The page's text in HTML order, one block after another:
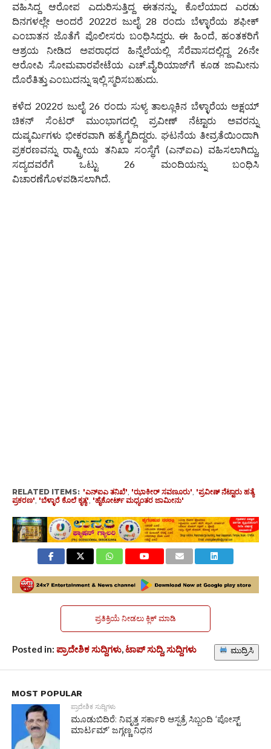
ವಹಿಸಿದ್ದ ಆರೋಪ ಎದುರಿಸುತ್ತಿದ್ದ ಈತನನ್ನು, ಕೊಲೆಯಾದ ಎರಡು
ದಿನಗಳಲ್ಲೇ ಅಂದರೆ 2022ರ ಜುಲೈ 28 ರಂದು ಬೆಳ್ಳಾರೆಯ ಶಫೀಕ್
ಎಂಬಾತನ ಜೊತೆಗೆ ಪೊಲೀಸರು ಬಂಧಿಸಿದ್ದರು. ಈ ಹಿಂದೆ, ಹಂತಕರಿಗೆ
ಆಶ್ರಯ ನೀಡಿದ ಅಪರಾಧದ ಹಿನ್ನೆಲೆಯಲ್ಲಿ ಸೆರೆವಾಸದಲ್ಲಿದ್ದ 26ನೇ
ಆರೋಪಿ ಸೋಮವಾರಪೇಟೆಯ ಎಚ್.ವೈ.ರಿಯಾಜ್‌ಗೆ ಕೂಡ ಜಾಮೀನು
ದೊರೆತಿತ್ತು ಎಂಬುದನ್ನು ಇಲ್ಲಿ ಸ್ಮರಿಸಬಹುದು.
ಕಳೆದ 2022ರ ಜುಲೈ 26 ರಂದು ಸುಳ್ಯ ತಾಲ್ಲೂಕಿನ ಬೆಳ್ಳಾರೆಯ ಅಕ್ಷಯ್
ಚಿಕನ್ ಸೆಂಟರ್ ಮುಂಭಾಗದಲ್ಲಿ ಪ್ರವೀಣ್ ನೆಟ್ಟಾರು ಅವರನ್ನು
ದುಷ್ಕರ್ಮಿಗಳು ಭೀಕರವಾಗಿ ಹತ್ಯೆಗೈದಿದ್ದರು. ಘಟನೆಯ ತೀವ್ರತೆಯಿಂದಾಗಿ
ಪ್ರಕರಣವನ್ನು ರಾಷ್ಟ್ರೀಯ ತನಿಖಾ ಸಂಸ್ಥೆಗೆ (ಎನ್‌ಐಎ) ವಹಿಸಲಾಗಿದ್ದು,
ಸದ್ಯದವರೆಗೆ ಒಟ್ಟು 26 ಮಂದಿಯನ್ನು ಬಂಧಿಸಿ
ವಿಚಾರಣೆಗೊಳಪಡಿಸಲಾಗಿದೆ.
RELATED ITEMS: 'ಎನ್‌ಐಎ ತನಿಖೆ', 'ಝಾಕೀರ್ ಸವಣೂರು', 'ಪ್ರವೀಣ್ ನೆಟ್ಟಾರು ಹತ್ಯೆ
ಪ್ರಕರಣ', 'ಬೆಳ್ಳಾರೆ ಕೊಲೆ ಕೃತ್ಯ', 'ಹೈಕೋರ್ಟ್ ಮಧ್ಯಂತರ ಜಾಮೀನು'
ಪ್ರತಿಕ್ರಿಯೆ ನೀಡಲು ಕ್ಲಿಕ್ ಮಾಡಿ
Posted in: ಪ್ರಾದೇಶಿಕ ಸುದ್ದಿಗಳು,ಟಾಪ್ ಸುದ್ದಿ,ಸುದ್ದಿಗಳು ಮುದ್ರಿಸಿ
MOST POPULAR
ಪ್ರಾದೇಶಿಕ ಸುದ್ದಿಗಳು
ಮೂಡುಬಿದಿರೆ: ನಿವೃತ್ತ ಸರ್ಕಾರಿ ಆಸ್ಪತ್ರೆ ಸಿಬ್ಬಂದಿ ‘ಪೋಸ್ಟ್
ಮಾರ್ಟಮ್’ ಜಗ್ಗಣ್ಣ ನಿಧನ